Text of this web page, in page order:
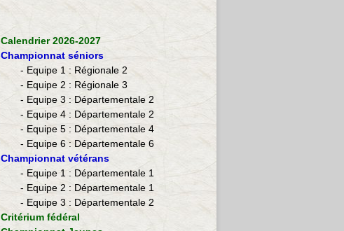
Calendrier 2026-2027
Championnat séniors
- Equipe 1 : Régionale 2
- Equipe 2 : Régionale 3
- Equipe 3 : Départementale 2
- Equipe 4 : Départementale 2
- Equipe 5 : Départementale 4
- Equipe 6 : Départementale 6
Championnat vétérans
- ​Equipe 1 : Départementale 1
- Equipe 2 : Départementale 1
- Equipe 3 : Départementale 2
Critérium fédéral